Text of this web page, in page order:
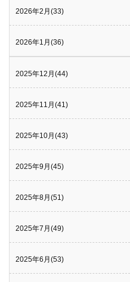
2026年2月(33)
2026年1月(36)
2025年12月(44)
2025年11月(41)
2025年10月(43)
2025年9月(45)
2025年8月(51)
2025年7月(49)
2025年6月(53)